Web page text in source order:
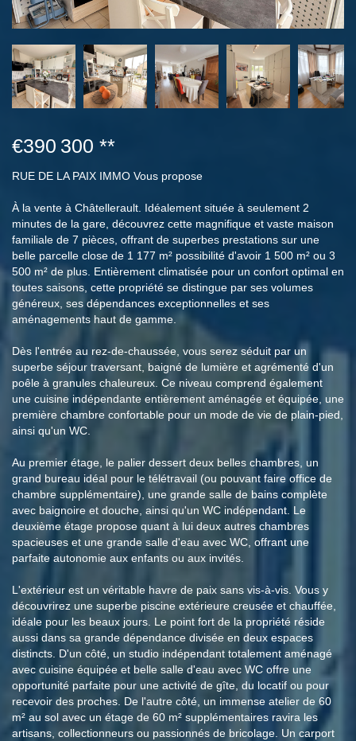
€390 300 **
RUE DE LA PAIX IMMO Vous propose
À la vente à Châtellerault. Idéalement située à seulement 2
minutes de la gare, découvrez cette magnifique et vaste maison
familiale de 7 pièces, offrant de superbes prestations sur une
belle parcelle close de 1 177 m² possibilité d'avoir 1 500 m² ou 3
500 m² de plus. Entièrement climatisée pour un confort optimal en
toutes saisons, cette propriété se distingue par ses volumes
généreux, ses dépendances exceptionnelles et ses
aménagements haut de gamme.
Dès l'entrée au rez-de-chaussée, vous serez séduit par un
superbe séjour traversant, baigné de lumière et agrémenté d'un
poêle à granules chaleureux. Ce niveau comprend également
une cuisine indépendante entièrement aménagée et équipée, une
première chambre confortable pour un mode de vie de plain-pied,
ainsi qu'un WC.
Au premier étage, le palier dessert deux belles chambres, un
grand bureau idéal pour le télétravail (ou pouvant faire office de
chambre supplémentaire), une grande salle de bains complète
avec baignoire et douche, ainsi qu'un WC indépendant. Le
deuxième étage propose quant à lui deux autres chambres
spacieuses et une grande salle d'eau avec WC, offrant une
parfaite autonomie aux enfants ou aux invités.
L'extérieur est un véritable havre de paix sans vis-à-vis. Vous y
découvrirez une superbe piscine extérieure creusée et chauffée,
idéale pour les beaux jours. Le point fort de la propriété réside
aussi dans sa grande dépendance divisée en deux espaces
distincts. D'un côté, un studio indépendant totalement aménagé
avec cuisine équipée et belle salle d'eau avec WC offre une
opportunité parfaite pour une activité de gîte, du locatif ou pour
recevoir des proches. De l'autre côté, un immense atelier de 60
m² au sol avec un étage de 60 m² supplémentaires ravira les
artisans, collectionneurs ou passionnés de bricolage. Un carport